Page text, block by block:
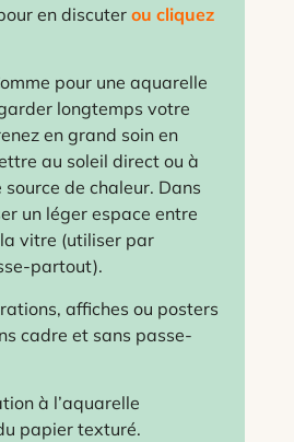
en discuter ou cliquez
pour une aquarelle
longtemps votre
en grand soin en
au soleil direct ou à
source de chaleur. Dans
un léger espace entre
vitre (utiliser par
partout).
affiches ou posters
cadre et sans passe-
à l’aquarelle
papier texturé.